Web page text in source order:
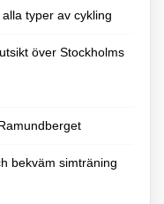
typer av cykling
över Stockholms
bekväm simträning